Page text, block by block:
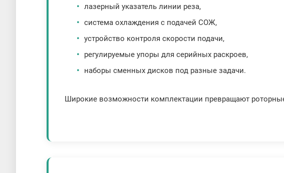
лазерный указатель линии реза,
система охлаждения с подачей СОЖ,
устройство контроля скорости подачи,
регулируемые упоры для серийных раскроев,
наборы сменных дисков под разные задачи.
Широкие возможности комплектации превращают